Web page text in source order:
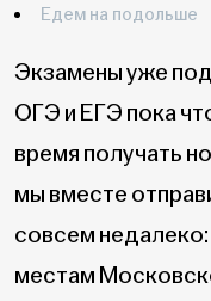
Едем на подольше
Экзамены уже
ОГЭ и ЕГЭ пока
время получать
мы вместе
совсем
местам